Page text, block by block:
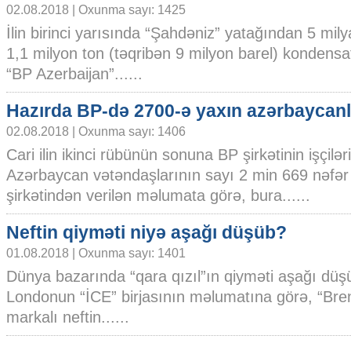
02.08.2018 | Oxunma sayı: 1425
İlin birinci yarısında “Şahdəniz” yatağından 5
1,1 milyon ton (təqribən 9 milyon barel)
“BP Azerbaijan”......
Hazırda BP-də 2700-ə yaxın
02.08.2018 | Oxunma sayı: 1406
Cari ilin ikinci rübünün sonuna BP şirkətinin
Azərbaycan vətəndaşlarının sayı 2 min 669
şirkətindən verilən məlumata görə, bura......
Neftin qiyməti niyə aşağı düşüb?
01.08.2018 | Oxunma sayı: 1401
Dünya bazarında “qara qızıl”ın qiyməti aşağı
Londonun “İCE” birjasının məlumatına görə,
markalı neftin......